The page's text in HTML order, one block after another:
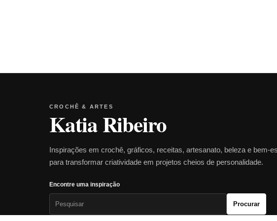
CROCHÊ & ARTES
Katia Ribeiro
Inspirações em crochê, gráficos, receitas, artesanato, beleza e bem-
para transformar criatividade em projetos cheios de personalidade.
Encontre uma inspiração
Procurar